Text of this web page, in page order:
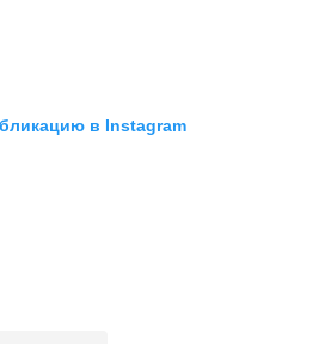
в Instagram